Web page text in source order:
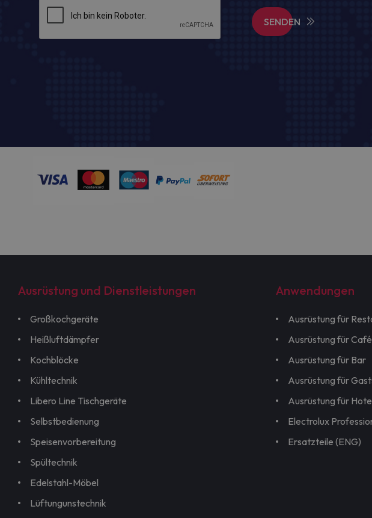
SENDEN
Ausrüstung und Dienstleistungen
Großkochgeräte
Heißluftdämpfer
Kochblöcke
Kühltechnik
Libero Line Tischgeräte
Selbstbedienung
Speisenvorbereitung
Spültechnik
Edelstahl-Möbel
Lüftungunstechnik
Anwendungen
Ausrüstung für
Ausrüstung für Café
Ausrüstung für Bar
Ausrüstung für
Ausrüstung für
Electrolux
Ersatzteile (ENG)